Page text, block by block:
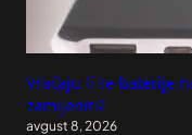
Vraćaju li se baterije
zamijeniti?
avgust 8, 2026